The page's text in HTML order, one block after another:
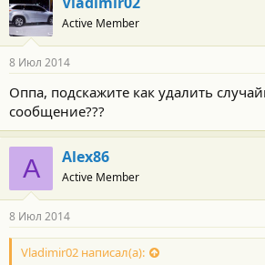
Active Member
8 Июл 2014
Оппа, подскажите как удалить
сообщение???
A Alex86
Active Member
8 Июл 2014
Vladimir02 написал(а):